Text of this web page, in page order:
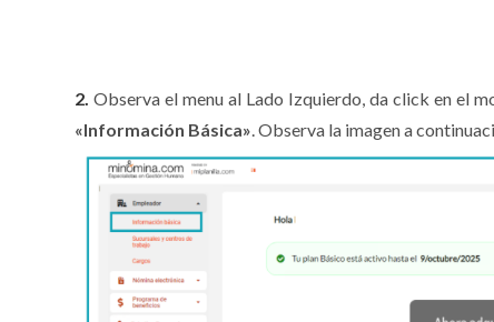
2. Observa el menu al Lado Izquierdo, da click en el
«Información Básica». Observa la imagen a